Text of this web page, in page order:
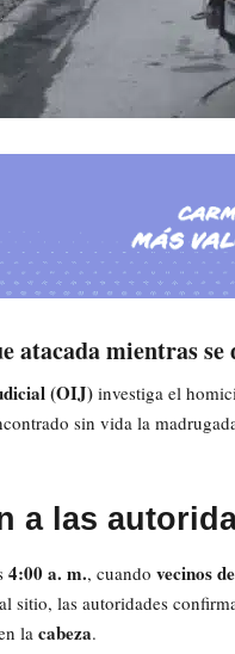
atacada mientras
(OIJ) investiga el
sin vida la
a las
4:00 a. m., cuando vecinos
sitio, las autoridades
la cabeza.